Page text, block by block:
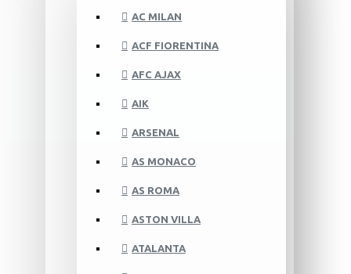
AC MILAN
ACF FIORENTINA
AFC AJAX
AIK
ARSENAL
AS MONACO
AS ROMA
ASTON VILLA
ATALANTA